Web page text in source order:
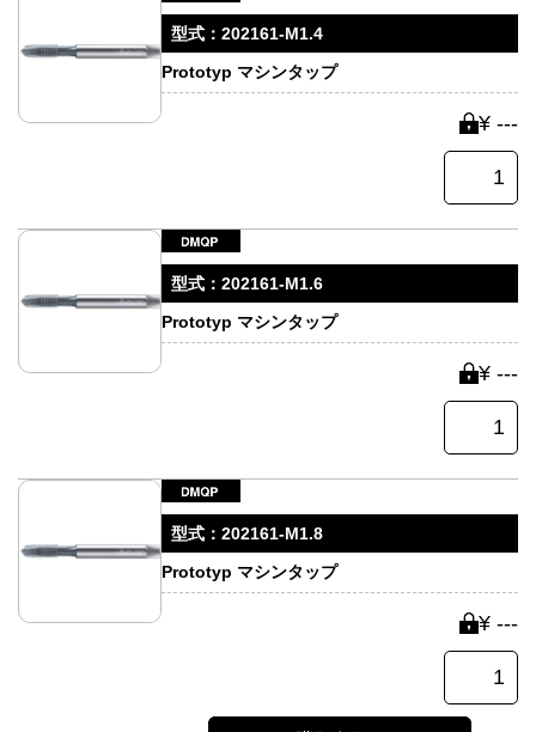
型式： 202161-M1.4
Prototyp マシンタップ
¥ ---
型式： 202161-M1.6
Prototyp マシンタップ
¥ ---
型式： 202161-M1.8
Prototyp マシンタップ
¥ ---